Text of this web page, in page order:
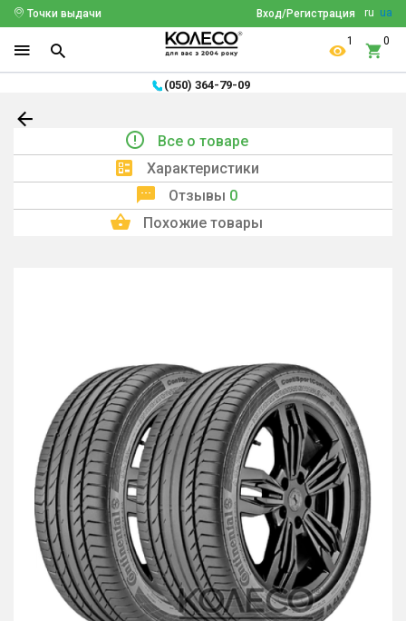
ru ua
Вход/Регистрация
Точки выдачи
1 0
(050) 364-79-09
Все о товаре
Характеристики
Отзывы 0
Похожие товары